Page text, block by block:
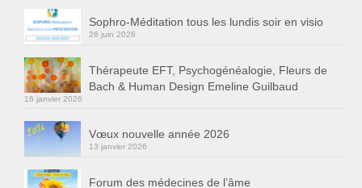
Sophro-Méditation tous les lundis soir en visio
26 juin 2026
Thérapeute EFT, Psychogénéalogie, Fleurs de
Bach & Human Design Emeline Guilbaud
16 janvier 2026
Vœux nouvelle année 2026
13 janvier 2026
Forum des médecines de l’âme